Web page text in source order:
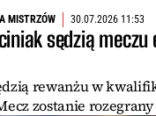
MISTRZÓW 30.07.2026 11:53
sędzią meczu
rewanżu w
zostanie